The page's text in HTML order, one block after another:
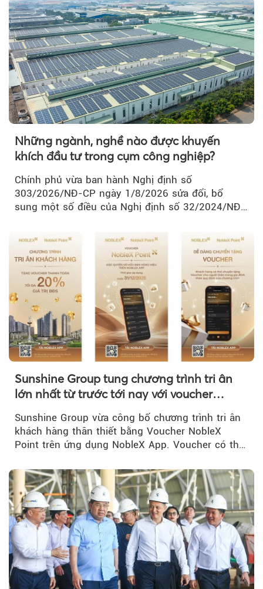
Những ngành, nghề nào được khuyến
khích đầu tư trong cụm công nghiệp?
Chính phủ vừa ban hành Nghị định số
303/2026/NĐ-CP ngày 1/8/2026 sửa đổi, bổ
sung một số điều của Nghị định số 32/2024/NĐ-
Sunshine Group tung chương trình tri ân
lớn nhất từ trước tới nay với voucher
Sunshine Group vừa công bố chương trình tri ân
khách hàng thân thiết bằng Voucher NobleX
Point trên ứng dụng NobleX App. Voucher có thể